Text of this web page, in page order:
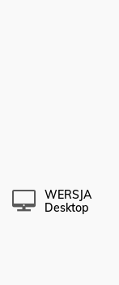
WERSJA
Desktop